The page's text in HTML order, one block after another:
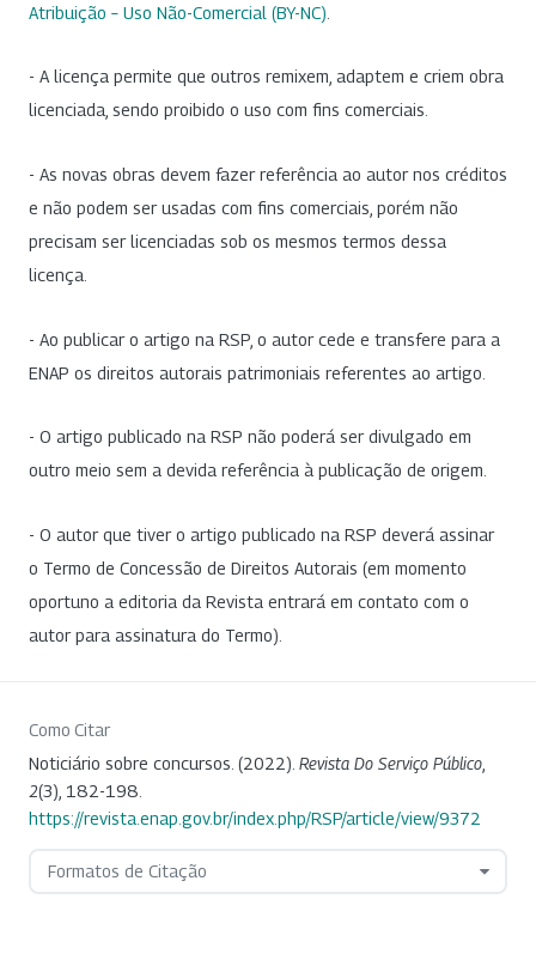
Atribuição – Uso Não-Comercial (BY-NC)
- A licença permite que outros remixem, adaptem e criem obra
licenciada, sendo proibido o uso com fins comerciais.
- As novas obras devem fazer referência ao autor nos créditos
e não podem ser usadas com fins comerciais, porém não
precisam ser licenciadas sob os mesmos termos dessa
licença.
- Ao publicar o artigo na RSP, o autor cede e transfere para a
ENAP os direitos autorais patrimoniais referentes ao artigo.
- O artigo publicado na RSP não poderá ser divulgado em
outro meio sem a devida referência à publicação de origem.
- O autor que tiver o artigo publicado na RSP deverá assinar
o Termo de Concessão de Direitos Autorais (em momento
oportuno a editoria da Revista entrará em contato com o
autor para assinatura do Termo).
Como Citar
Noticiário sobre concursos. (2022). Revista Do Serviço Público
2(3), 182-198.
https://revista.enap.gov.br/index.php/RSP/article/view/9372
Formatos de Citação